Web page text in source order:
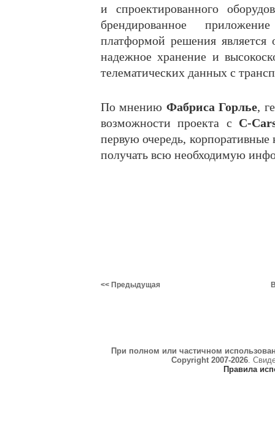
и спроектированного
брендированное
платформой решения является
надежное хранение и
телематических данных с
По мнению Фабриса Горлье,
возможности проекта с C-
первую очередь,
получать всю необходимую
<< Предыдущая
При полном или частичном
Copyright 2007-2026.
Правила